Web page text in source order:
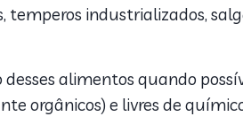
temperos industrializados,
alimentos quando
orgânicos) e livres de